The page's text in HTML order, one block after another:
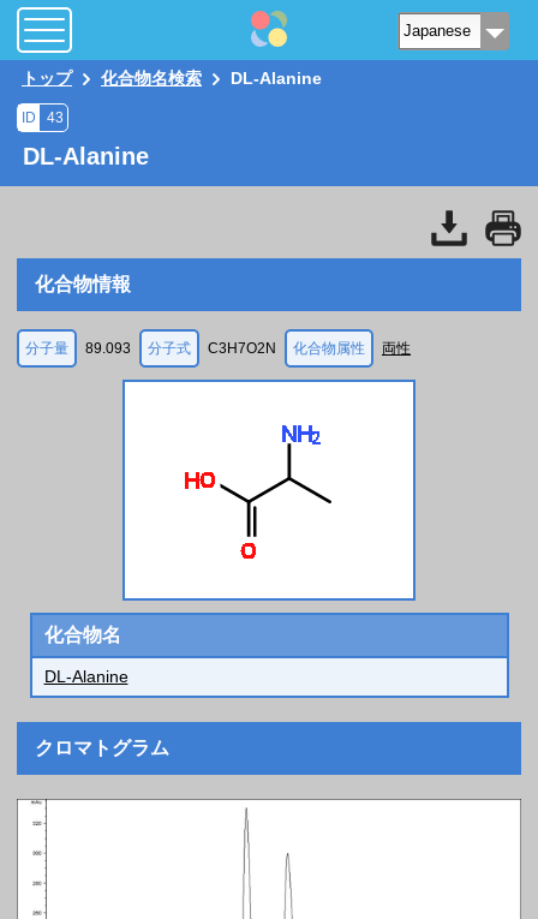
トップ 化合物名検索 DL-Alanine
ID 43
DL-Alanine
化合物情報
分子量 89.093 分子式 C3H7O2N 化合物属性 両性
化合物名
DL-Alanine
クロマトグラム